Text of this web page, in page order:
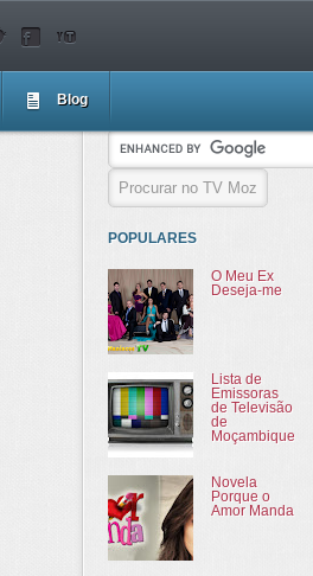
Blog
POPULARES
O Meu Ex
Deseja-me
Lista de
Emissoras
de Televisão
de
Moçambique
Novela
Porque o
Amor Manda